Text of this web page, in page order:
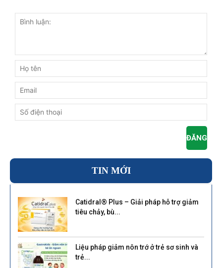
TIN MỚI
Catidral® Plus – Giải pháp hỗ trợ giảm
tiêu chảy, bù...
Liệu pháp giảm nôn trớ ở trẻ sơ sinh và
trẻ...